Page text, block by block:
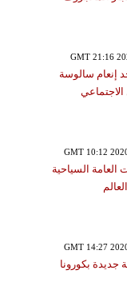
إنعام سالوسة
السياحية